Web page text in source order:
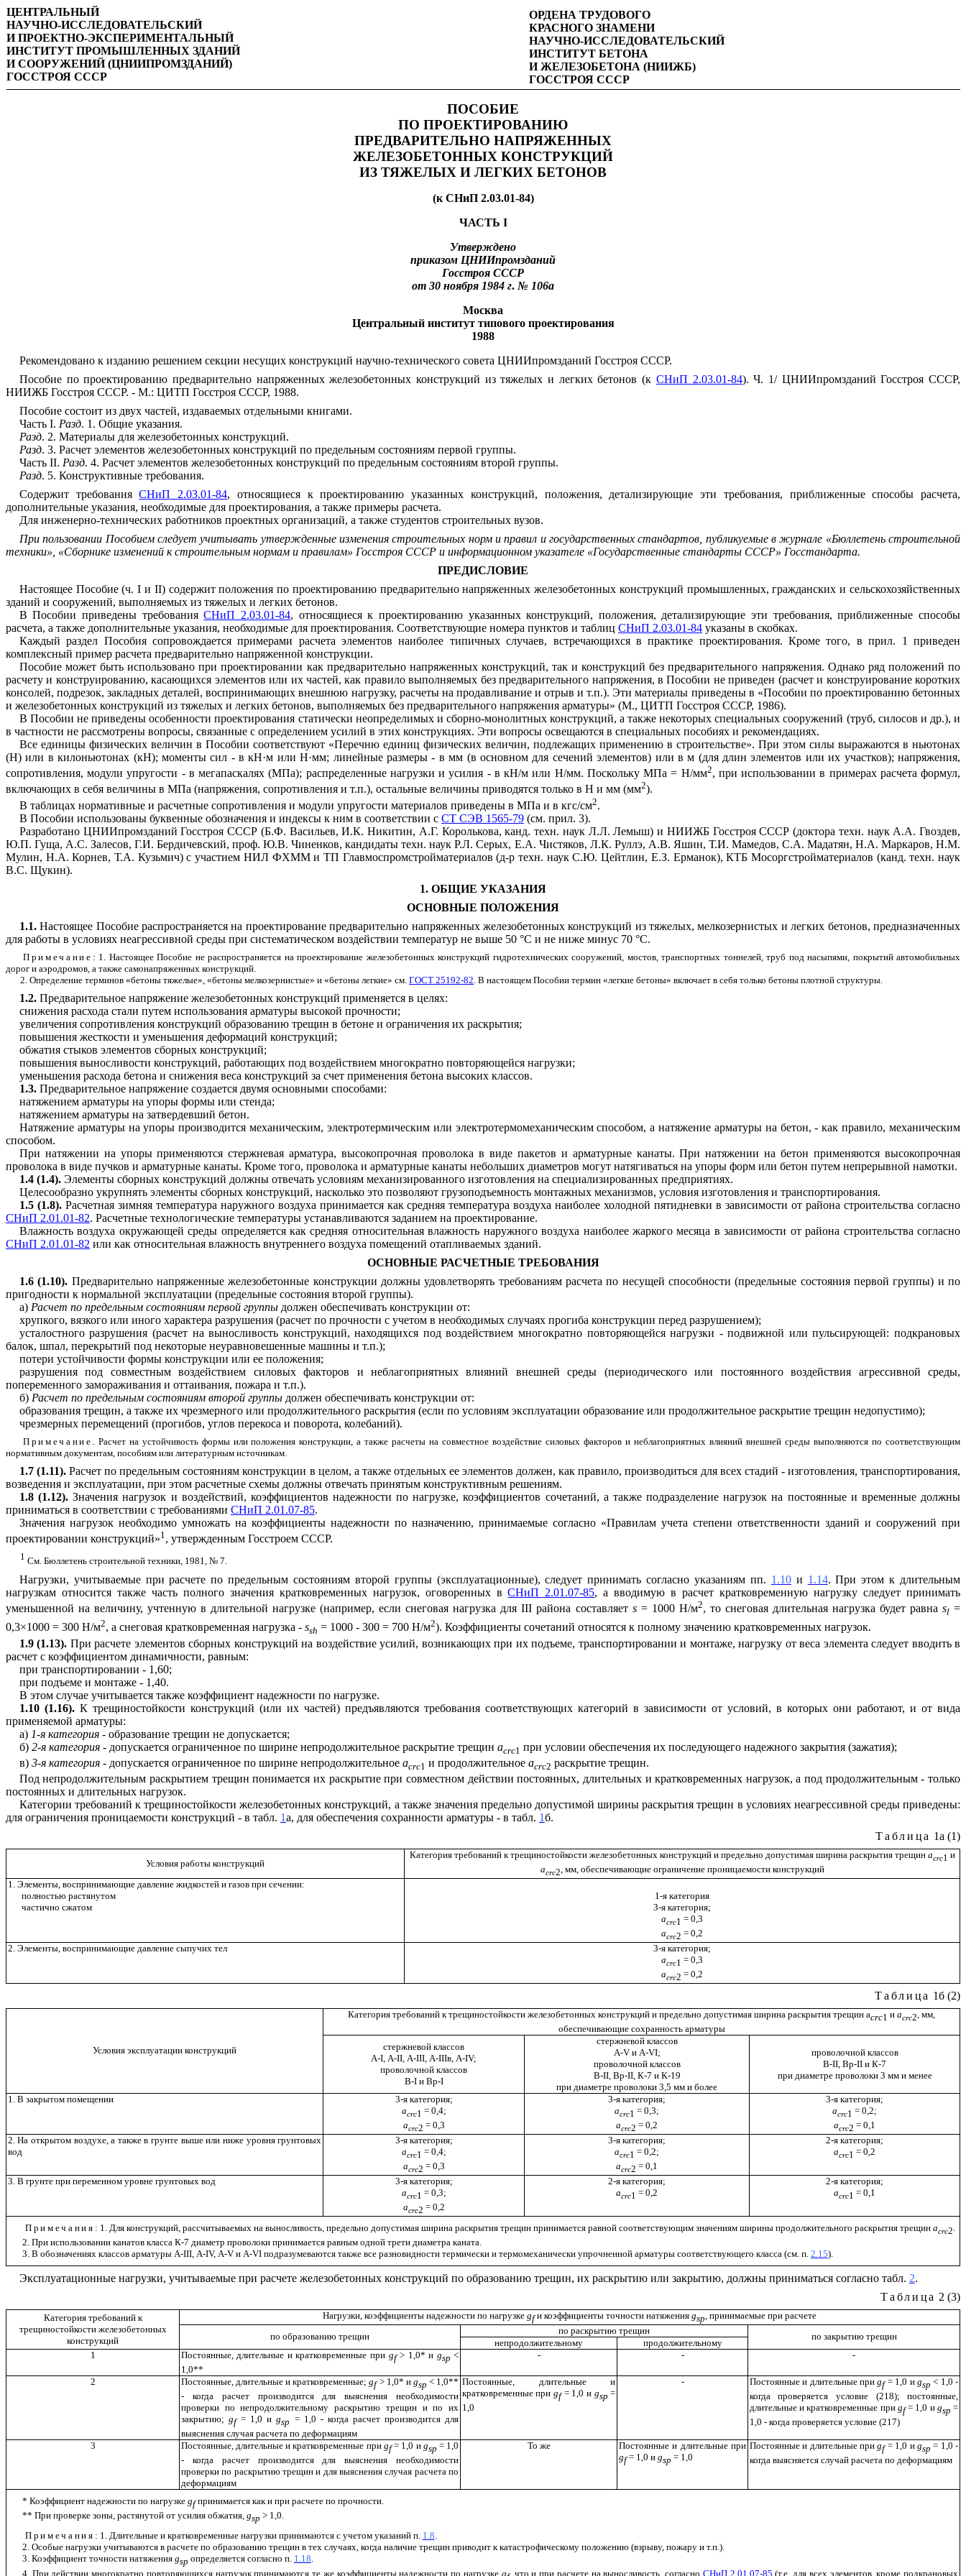
ЦЕНТРАЛЬНЫЙ
НАУЧНО-ИССЛЕДОВАТЕЛЬСКИЙ
И ПРОЕКТНО-ЭКСПЕРИМЕНТАЛЬНЫЙ
ИНСТИТУТ ПРОМЫШЛЕННЫХ ЗДАНИЙ
И СООРУЖЕНИЙ (ЦНИИПРОМЗДАНИЙ)
ГОССТРОЯ СССР
ОРДЕНА ТРУДОВОГО
КРАСНОГО ЗНАМЕНИ
НАУЧНО-ИССЛЕДОВАТЕЛЬСКИЙ
ИНСТИТУТ БЕТОНА
И ЖЕЛЕЗОБЕТОНА (НИИЖБ)
ГОССТРОЯ СССР
ПОСОБИЕ
ПО ПРОЕКТИРОВАНИЮ
ПРЕДВАРИТЕЛЬНО НАПРЯЖЕННЫХ
ЖЕЛЕЗОБЕТОННЫХ КОНСТРУКЦИЙ
ИЗ ТЯЖЕЛЫХ И ЛЕГКИХ БЕТОНОВ
(к СНиП 2.03.01-84)
ЧАСТЬ I
Утверждено
приказом ЦНИИпромзданий
Госстроя СССР
от 30 ноября 1984 г. № 106а
Москва
Центральный институт типового проектирования
1988
Рекомендовано к изданию решением секции несущих конструкций научно-технического совета ЦНИИпромзданий Госстроя СССР.
Пособие по проектированию предварительно напряженных железобетонных конструкций из тяжелых и легких бетонов (к СНиП 2.03.01-84). Ч. 1/ ЦНИИпромзданий Госстроя СССР,
НИИЖБ Госстроя СССР. - М.: ЦИТП Госстроя СССР, 1988.
Пособие состоит из двух частей, издаваемых отдельными книгами.
Часть I. Разд. 1. Общие указания.
Разд. 2. Материалы для железобетонных конструкций.
Разд. 3. Расчет элементов железобетонных конструкций по предельным состояниям первой группы.
Часть II. Разд. 4. Расчет элементов железобетонных конструкций по предельным состояниям второй группы.
Разд. 5. Конструктивные требования.
Содержит требованияСНиП 2.03.01-84, относящиеся к проектированию указанных конструкций, положения, детализирующие эти требования, приближенные способы расчета,
дополнительные указания, необходимые для проектирования, а также примеры расчета.
Для инженерно-технических работников проектных организаций, а также студентов строительных вузов.
При пользовании Пособием следует учитывать утвержденные изменения строительных норм и правил и государственных стандартов, публикуемые в журнале «Бюллетень строительной
техники», «Сборнике изменений к строительным нормам и правилам» Госстроя СССР и информационном указателе «Государственные стандарты СССР» Госстандарта.
ПРЕДИСЛОВИЕ
Настоящее Пособие (ч. I и II) содержит положения по проектированию предварительно напряженных железобетонных конструкций промышленных, гражданских и сельскохозяйственных
зданий и сооружений, выполняемых из тяжелых и легких бетонов.
В Пособии приведены требованияСНиП 2.03.01-84, относящиеся к проектированию указанных конструкций, положения, детализирующие эти требования, приближенные способы
расчета, а также дополнительные указания, необходимые для проектирования. Соответствующие номера пунктов и таблиц СНиП 2.03.01-84 указаны в скобках.
Каждый раздел Пособия сопровождается примерами расчета элементов наиболее типичных случаев, встречающихся в практике проектирования. Кроме того, в прил. 1 приведен
комплексный пример расчета предварительно напряженной конструкции.
Пособие может быть использовано при проектировании как предварительно напряженных конструкций, так и конструкций без предварительного напряжения. Однако ряд положений по
расчету и конструированию, касающихся элементов или их частей, как правило выполняемых без предварительного напряжения, в Пособии не приведен (расчет и конструирование коротких
консолей, подрезок, закладных деталей, воспринимающих внешнюю нагрузку, расчеты на продавливание и отрыв и т.п.). Эти материалы приведены в «Пособии по проектированию бетонных
и железобетонных конструкций из тяжелых и легких бетонов, выполняемых без предварительного напряжения арматуры» (М., ЦИТП Госстроя СССР, 1986).
В Пособии не приведены особенности проектирования статически неопределимых и сборно-монолитных конструкций, а также некоторых специальных сооружений (труб, силосов и др.), и
в частности не рассмотрены вопросы, связанные с определением усилий в этих конструкциях. Эти вопросы освещаются в специальных пособиях и рекомендациях.
Все единицы физических величин в Пособии соответствуют «Перечню единиц физических величин, подлежащих применению в строительстве». При этом силы выражаются в ньютонах
(Н) или в килоньютонах (кН); моменты сил - в кН·м или Н·мм; линейные размеры - в мм (в основном для сечений элементов) или в м (для длин элементов или их участков); напряжения,
сопротивления, модули упругости - в мегапаскалях (МПа); распределенные нагрузки и усилия - в кН/м или Н/мм. Поскольку МПа = Н/мм2, при использовании в примерах расчета формул,
включающих в себя величины в МПа (напряжения, сопротивления и т.п.), остальные величины приводятся только в Н и мм (мм2).
В таблицах нормативные и расчетные сопротивления и модули упругости материалов приведены в МПа и в кгс/см2.
В Пособии использованы буквенные обозначения и индексы к ним в соответствии с СТ СЭВ 1565-79(см. прил. 3).
Разработано ЦНИИпромзданий Госстроя СССР (Б.Ф. Васильев, И.К. Никитин, А.Г. Королькова, канд. техн. наук Л.Л. Лемыш) и НИИЖБ Госстроя СССР (доктора техн. наук А.А. Гвоздев,
Ю.П. Гуща, А.С. Залесов, Г.И. Бердичевский, проф. Ю.В. Чиненков, кандидаты техн. наук Р.Л. Серых, Е.А. Чистяков, Л.К. Руллэ, А.В. Яшин, Т.И. Мамедов, С.А. Мадатян, Н.А. Маркаров, Н.М.
Мулин, Н.А. Корнев, Т.А. Кузьмич) с участием НИЛ ФХММ и ТП Главмоспромстройматериалов (д-р техн. наук С.Ю. Цейтлин, Е.З. Ерманок), КТБ Мосоргстройматериалов (канд. техн. наук
В.С. Щукин).
1. ОБЩИЕ УКАЗАНИЯ
ОСНОВНЫЕ ПОЛОЖЕНИЯ
1.1.Настоящее Пособие распространяется на проектирование предварительно напряженных железобетонных конструкций из тяжелых, мелкозернистых и легких бетонов, предназначенных
для работы в условиях неагрессивной среды при систематическом воздействии температур не выше 50 °С и не ниже минус 70 °С.
Примечание : 1. Настоящее Пособие не распространяется на проектирование железобетонных конструкций гидротехнических сооружений, мостов, транспортных тоннелей, труб под насыпями, покрытий автомобильных
дорог и аэродромов, а также самонапряженных конструкций.
2. Определение терминов «бетоны тяжелые», «бетоны мелкозернистые» и «бетоны легкие» см. ГОСТ 25192-82 . В настоящем Пособии термин «легкие бетоны» включает в себя только бетоны плотной структуры.
1.2.Предварительное напряжение железобетонных конструкций применяется в целях:
снижения расхода стали путем использования арматуры высокой прочности;
увеличения сопротивления конструкций образованию трещин в бетоне и ограничения их раскрытия;
повышения жесткости и уменьшения деформаций конструкций;
обжатия стыков элементов сборных конструкций;
повышения выносливости конструкций, работающих под воздействием многократно повторяющейся нагрузки;
уменьшения расхода бетона и снижения веса конструкций за счет применения бетона высоких классов.
1.3.Предварительное напряжение создается двумя основными способами:
натяжением арматуры на упоры формы или стенда;
натяжением арматуры на затвердевший бетон.
Натяжение арматуры на упоры производится механическим, электротермическим или электротермомеханическим способом, а натяжение арматуры на бетон, - как правило, механическим
способом.
При натяжении на упоры применяются стержневая арматура, высокопрочная проволока в виде пакетов и арматурные канаты. При натяжении на бетон применяются высокопрочная
проволока в виде пучков и арматурные канаты. Кроме того, проволока и арматурные канаты небольших диаметров могут натягиваться на упоры форм или бетон путем непрерывной намотки.
1.4 (1.4).Элементы сборных конструкций должны отвечать условиям механизированного изготовления на специализированных предприятиях.
Целесообразно укрупнять элементы сборных конструкций, насколько это позволяют грузоподъемность монтажных механизмов, условия изготовления и транспортирования.
1.5 (1.8).Расчетная зимняя температура наружного воздуха принимается как средняя температура воздуха наиболее холодной пятидневки в зависимости от района строительства согласно
СНиП 2.01.01-82. Расчетные технологические температуры устанавливаются заданием на проектирование.
Влажность воздуха окружающей среды определяется как средняя относительная влажность наружного воздуха наиболее жаркого месяца в зависимости от района строительства согласно
СНиП 2.01.01-82 или как относительная влажность внутреннего воздуха помещений отапливаемых зданий.
ОСНОВНЫЕ РАСЧЕТНЫЕ ТРЕБОВАНИЯ
1.6 (1.10). Предварительно напряженные железобетонные конструкции должны удовлетворять требованиям расчета по несущей способности (предельные состояния первой группы) и по
пригодности к нормальной эксплуатации (предельные состояния второй группы).
а) Расчет по предельным состояниям первой группыдолжен обеспечивать конструкции от:
хрупкого, вязкого или иного характера разрушения (расчет по прочности с учетом в необходимых случаях прогиба конструкции перед разрушением);
усталостного разрушения (расчет на выносливость конструкций, находящихся под воздействием многократно повторяющейся нагрузки - подвижной или пульсирующей: подкрановых
балок, шпал, перекрытий под некоторые неуравновешенные машины и т.п.);
потери устойчивости формы конструкции или ее положения;
разрушения под совместным воздействием силовых факторов и неблагоприятных влияний внешней среды (периодического или постоянного воздействия агрессивной среды,
попеременного замораживания и оттаивания, пожара и т.п.).
б) Расчет по предельным состояниям второй группыдолжен обеспечивать конструкции от:
образования трещин, а также их чрезмерного или продолжительного раскрытия (если по условиям эксплуатации образование или продолжительное раскрытие трещин недопустимо);
чрезмерных перемещений (прогибов, углов перекоса и поворота, колебаний).
Примечание
. Расчет на устойчивость формы или положения конструкции, а также расчеты на совместное воздействие силовых факторов и неблагоприятных влияний внешней среды выполняются по соответствующим
нормативным документам, пособиям или литературным источникам.
1.7 (1.11).Расчет по предельным состояниям конструкции в целом, а также отдельных ее элементов должен, как правило, производиться для всех стадий - изготовления, транспортирования,
возведения и эксплуатации, при этом расчетные схемы должны отвечать принятым конструктивным решениям.
1.8 (1.12). Значения нагрузок и воздействий, коэффициентов надежности по нагрузке, коэффициентов сочетаний, а также подразделение нагрузок на постоянные и временные должны
приниматься в соответствии с требованиями СНиП 2.01.07-85.
Значения нагрузок необходимо умножать на коэффициенты надежности по назначению, принимаемые согласно «Правилам учета степени ответственности зданий и сооружений при
проектировании конструкций»1 , утвержденным Госстроем СССР.
1 См. Бюллетень строительной техники, 1981, № 7.
Нагрузки, учитываемые при расчете по предельным состояниям второй группы (эксплуатационные), следует принимать согласно указаниям пп. 1.10и 1.14. При этом к длительным
нагрузкам относится также часть полного значения кратковременных нагрузок, оговоренных вСНиП 2.01.07-85, а вводимую в расчет кратковременную нагрузку следует принимать
уменьшенной на величину, учтенную в длительной нагрузке (например, если снеговая нагрузка для III района составляет s= 1000 Н/м2, то снеговая длительная нагрузка будет равна sl=
0,3×1000 = 300 Н/м2, а снеговая кратковременная нагрузка - ssh = 1000 - 300 = 700 Н/м2). Коэффициенты сочетаний относятся к полному значению кратковременных нагрузок.
1.9 (1.13). При расчете элементов сборных конструкций на воздействие усилий, возникающих при их подъеме, транспортировании и монтаже, нагрузку от веса элемента следует вводить в
расчет с коэффициентом динамичности, равным:
при транспортировании - 1,60;
при подъеме и монтаже - 1,40.
В этом случае учитывается также коэффициент надежности по нагрузке.
1.10 (1.16).К трещиностойкости конструкций (или их частей) предъявляются требования соответствующих категорий в зависимости от условий, в которых они работают, и от вида
применяемой арматуры:
а) 1-я категория- образование трещин не допускается;
б) 2-я категория- допускается ограниченное по ширине непродолжительное раскрытие трещин acrc1 при условии обеспечения их последующего надежного закрытия (зажатия);
в) 3-я категория- допускается ограниченное по ширине непродолжительное acrc1 и продолжительное acrc2 раскрытие трещин.
Под непродолжительным раскрытием трещин понимается их раскрытие при совместном действии постоянных, длительных и кратковременных нагрузок, а под продолжительным - только
постоянных и длительных нагрузок.
Категории требований к трещиностойкости железобетонных конструкций, а также значения предельно допустимой ширины раскрытия трещин в условиях неагрессивной среды приведены:
для ограничения проницаемости конструкций - в табл. 1а, для обеспечения сохранности арматуры - в табл. 1б.
Таблица 1а (1)
Условия работы конструкций
Категория требований к трещиностойкости железобетонных конструкций и предельно допустимая ширина раскрытия трещин acrc1 и
acrc2, мм, обеспечивающие ограничение проницаемости конструкций
1. Элементы, воспринимающие давление жидкостей и газов при сечении:
полностью растянутом
1-я категория
частично сжатом
3-я категория;
acrc1 = 0,3
acrc2 = 0,2
2. Элементы, воспринимающие давление сыпучих тел
3-я категория;
acrc1 = 0,3
acrc2 = 0,2
Таблица 1б (2)
Условия эксплуатации конструкций
Категория требований к трещиностойкости железобетонных конструкций и предельно допустимая ширина раскрытия трещин аcrc1 и acrc2, мм,
обеспечивающие сохранность арматуры
стержневой классов
А-I, А-II, А-III, А-IIIв, А-IV;
проволочной классов
В-I и Вp-I
стержневой классов
А-V и А-VI;
проволочной классов
В-II, Вp-II, К-7 и К-19
при диаметре проволоки 3,5 мм и более
проволочной классов
В-II, Вp-II и К-7
при диаметре проволоки 3 мм и менее
1. В закрытом помещении
3-я категория;
acrc1 = 0,4;
acrc2 = 0,3
3-я категория;
acrc1 = 0,3;
acrc2 = 0,2
3-я категория;
acrc1 = 0,2;
acrc2 = 0,1
2. На открытом воздухе, а также в грунте выше или ниже уровня грунтовых
вод
3-я категория;
acrc1 = 0,4;
acrc2 = 0,3
3-я категория;
acrc1 = 0,2;
acrc2 = 0,1
2-я категория;
acrc1 = 0,2
3. В грунте при переменном уровне грунтовых вод
3-я категория;
acrc1 = 0,3;
acrc2 = 0,2
2-я категория;
acrc1 = 0,2
2-я категория;
acrc1 = 0,1
Примечания : 1. Для конструкций, рассчитываемых на выносливость, предельно допустимая ширина раскрытия трещин принимается равной соответствующим значениям ширины продолжительного раскрытия трещин acrc2.
2. При использовании канатов класса К-7 диаметр проволоки принимается равным одной трети диаметра каната.
3. В обозначениях классов арматуры А-III, А-IV, А-V и А-VI подразумеваются также все разновидности термически и термомеханически упрочненной арматуры соответствующего класса (см. п. 2.15).
Эксплуатационные нагрузки, учитываемые при расчете железобетонных конструкций по образованию трещин, их раскрытию или закрытию, должны приниматься согласно табл. 2.
Таблица 2 (3)
Категория требований к
трещиностойкости железобетонных
конструкций
Нагрузки, коэффициенты надежности по нагрузке gfи коэффициенты точности натяжения gsp, принимаемые при расчете
по образованию трещин
по раскрытию трещин
по закрытию трещин
непродолжительному
продолжительному
1
Постоянные, длительные и кратковременные при gf > 1,0* и gsp <
1,0**
- - -
2 Постоянные, длительные и кратковременные;gf >1,0* и gsp < 1,0**
- когда расчет производится для выяснения необходимости
проверки по непродолжительному раскрытию трещин и по их
закрытию; gf= 1,0 иgsp = 1,0 - когда расчет производится для
выяснения случая расчета по деформациям
Постоянные, длительные и
кратковременные приgf= 1,0 и gsp =
1,0
- Постоянные и длительные приgf= 1,0 и gsp < 1,0 -
когда проверяется условие (218); постоянные,
длительные и кратковременные при gf= 1,0 и gsp =
1,0 - когда проверяется условие (217)
3 Постоянные, длительные и кратковременные при gf= 1,0 и gsp = 1,0
- когда расчет производится для выяснения необходимости
проверки по раскрытию трещин и для выяснения случая расчета по
деформациям
То же
Постоянные и длительные при
gf= 1,0 и gsp = 1,0
Постоянные и длительные приgf= 1,0 и gsp = 1,0 -
когда выясняется случай расчета по деформациям
* Коэффициент надежности по нагрузке gfпринимается как и при расчете по прочности.
** При проверке зоны, растянутой от усилия обжатия, gsp >1,0.
Примечания : 1. Длительные и кратковременные нагрузки принимаются с учетом указаний п. 1.8.
2. Особые нагрузки учитываются в расчете по образованию трещин в тех случаях, когда наличие трещин приводит к катастрофическому положению (взрыву, пожару и т.п.).
3. Коэффициент точности натяжения gsp определяется согласно п. 1.18.
4. При действии многократно повторяющихся нагрузок принимаются те же коэффициенты надежности по нагрузке g , что и при расчете на выносливость, согласно СНиП 2.01.07-85 (т.е. для всех элементов, кроме подкрановых